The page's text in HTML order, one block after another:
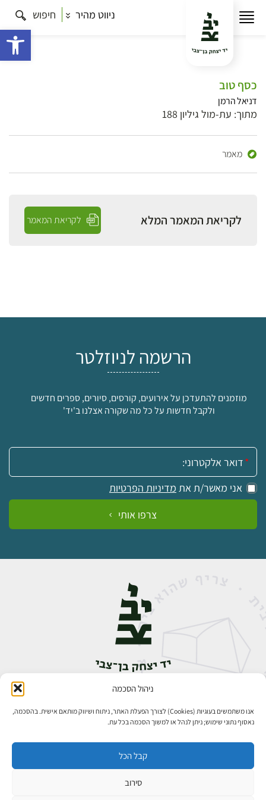
ניהול הסכמה
אנו משתמשים בעוגיות (Cookies) לצורך הפעלת האתר, ניתוח ושיווק מותאם אישית. בהסכמה,
נאסוף נתוני שימוש; ניתן לנהל או למשוך הסכמה בכל עת.
קבל הכל
סירוב
ניווט מהיר חיפוש
כסף טוב
דניאל הרמן
מתוך: עת-מול גיליון 188
מאמר
לקריאת המאמר המלא לקריאת המאמר
הרשמה לניוזלטר
מוזמנים להתעדכן על אירועים, קורסים, סיורים, ספרים חדשים
ולקבל חדשות על כל מה שקורה אצלנו ב'יד'
אימייל:
אני מאשר/ת את מדיניות הפרטיות
צרפו אותי
אבן גבירול 14, רחביה, ירושלים